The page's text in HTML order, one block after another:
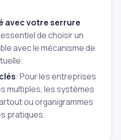
avec votre serrure
de choisir un
avec le mécanisme de
: Pour les entreprises
multiples, les systèmes
ou organigrammes
pratiques.